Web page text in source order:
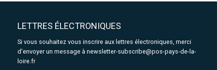
LETTRES ÉLECTRONIQUES
Si vous souhaitez vous inscrire aux lettres électroniques, merci
d'envoyer un message à newsletter-subscribe@pos-pays-de-la-
loire.fr